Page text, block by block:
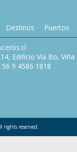
Destinos Puertos
Edificio Vía Bo,
56 9 4586 1818
rights reserved.